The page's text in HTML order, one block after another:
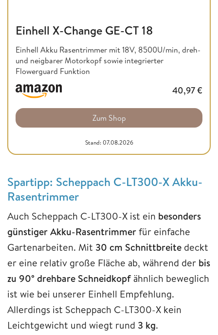
Einhell X-Change GE-CT 18
Einhell Akku Rasentrimmer mit 18V, 8500U/min, dreh-
und neigbarer Motorkopf sowie integrierter
Flowerguard Funktion
40,97€
Zum Shop
Stand: 07.08.2026
Spartipp: Scheppach C-LT300-X Akku-
Rasentrimmer
Auch Scheppach C-LT300-X ist ein besonders
günstiger Akku-Rasentrimmerfür einfache
Gartenarbeiten. Mit 30 cm Schnittbreite deckt
er eine relativ große Fläche ab, während der bis
zu 90° drehbare Schneidkopfähnlich beweglich
ist wie bei unserer Einhell Empfehlung.
Allerdings ist Scheppach C-LT300-X kein
Leichtgewicht und wiegt rund 3 kg.